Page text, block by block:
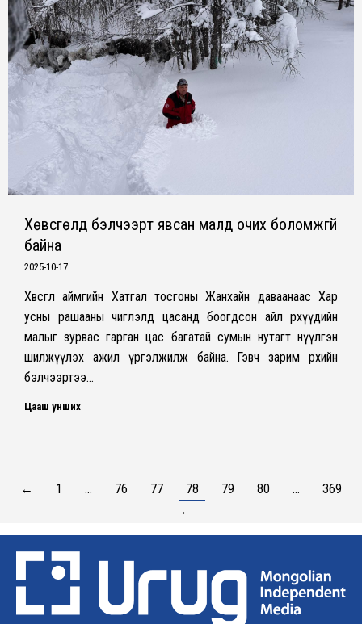
Хөвсгөлд бэлчээрт явсан малд очих боломжгүй
байна
2025-10-17
Хөвсгөл аймгийн Хатгал тосгоны Жанхайн даваанаас Хар
усны рашааны чиглэлд цасанд боогдсон айл өрхүүдийн
малыг зурвас гарган цас багатай сумын нутагт нүүлгэн
шилжүүлэх ажил үргэлжилж байна. Гэвч зарим өрхийн
бэлчээртээ…
Цааш унших
← 1 … 76 77 78 79 80 …
369
→